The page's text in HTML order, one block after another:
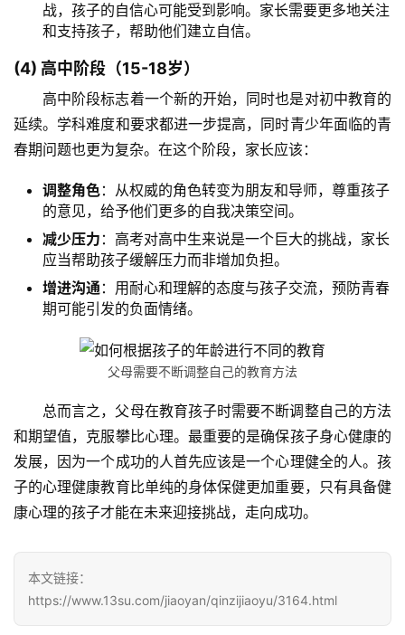
生
活
新
闻
心
教
中
全
国
青
叛
逆
专
战，孩子的自信心可能受到影响。家长需要更多地关注
和支持孩子，帮助他们建立自信。
(4) 高中阶段（15-18岁）
高中阶段标志着一个新的开始，同时也是对初中教育的
延续。学科难度和要求都进一步提高，同时青少年面临的青
春期问题也更为复杂。在这个阶段，家长应该：
调整角色：从权威的角色转变为朋友和导师，尊重孩子
的意见，给予他们更多的自我决策空间。
减少压力 ：高考对高中生来说是一个巨大的挑战，家长
应当帮助孩子缓解压力而非增加负担。
增进沟通：用耐心和理解的态度与孩子交流，预防青春
期可能引发的负面情绪。
父母需要不断调整自己的教育方法
总而言之，父母在教育孩子时需要不断调整自己的方法
和期望值，克服攀比心理。最重要的是确保孩子身心健康的
发展，因为一个成功的人首先应该是一个心理健全的人。孩
子的心理健康教育比单纯的身体保健更加重要，只有具备健
康心理的孩子才能在未来迎接挑战，走向成功。
本文链接：
https://www.13su.com/jiaoyan/qinzijiaoyu/3164.html